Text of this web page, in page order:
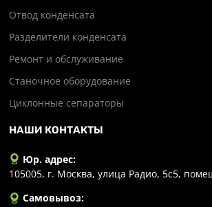
Отвод конденсата
Разделители конденсата
Ремонт и обслуживание
Станочное оборудование
Циклонные сепараторы
НАШИ КОНТАКТЫ
Юр. адрес:
105005, г. Москва, улица Радио, 5с5,
Самовывоз: